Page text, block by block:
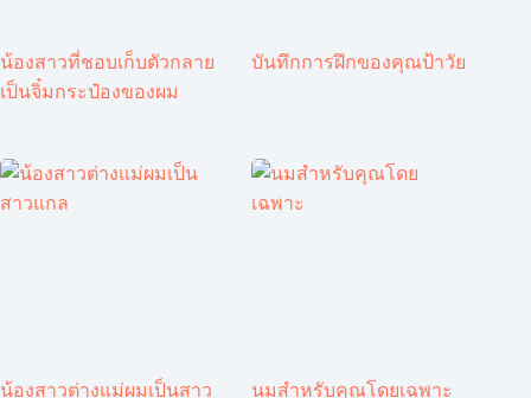
น้องสาวที่ชอบเก็บตัวกลาย
เป็นจิ๋มกระป๋องของผม
บันทึกการฝึกของคุณป้าวัย
น้องสาวต่างแม่ผมเป็นสาว นมสำหรับคุณโดยเฉพาะ